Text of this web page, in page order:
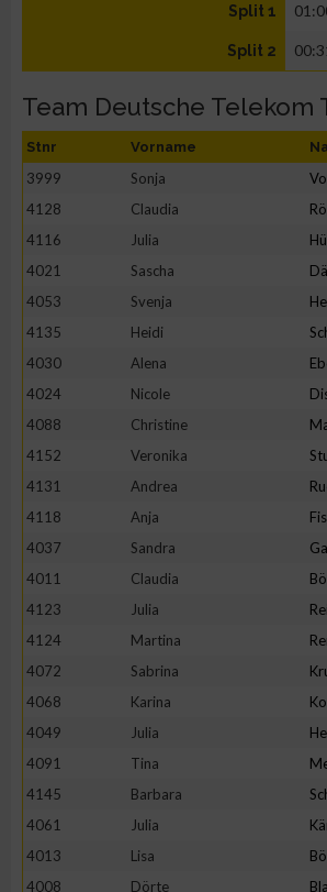
Split 1
Split 2
Team Deutsche Telekom
Stnr Vorname
3999 Sonja
4128
Claudia
4116
Julia
4021
Sascha
4053
Svenja
4135
Heidi
4030
Alena
4024
Nicole
4088
Christine
4152
Veronika
4131
Andrea
4118
Anja
4037
Sandra
4011
Claudia
4123
Julia
4124
Martina
4072
Sabrina
4068
Karina
4049
Julia
4091
Tina
4145
Barbara
4061
Julia
4013
Lisa
4008
Dörte